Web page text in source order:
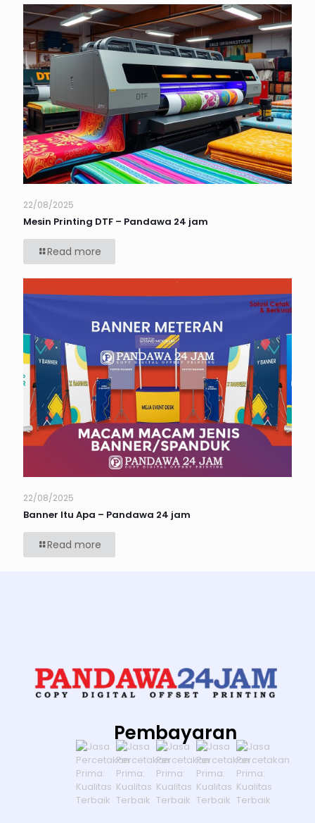
22/08/2025
Mesin Printing DTF – Pandawa 24 jam
Read more
22/08/2025
Banner Itu Apa – Pandawa 24 jam
Read more
Pembayaran